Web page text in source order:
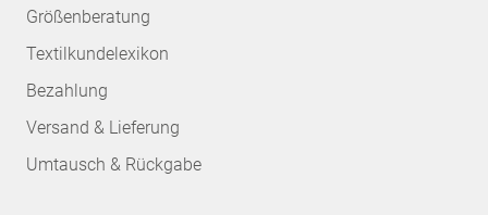
Größenberatung
Textilkundelexikon
Bezahlung
Versand & Lieferung
Umtausch & Rückgabe